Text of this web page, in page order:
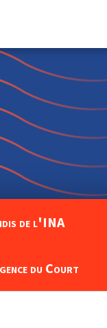
de l'INA
du Court